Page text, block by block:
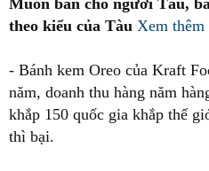
Muốn bán cho người Tàu,
theo kiểu của Tàu Xem thêm
- Bánh kem Oreo của Kraft
năm, doanh thu hàng năm
khắp 150 quốc gia khắp thế
thì bại.